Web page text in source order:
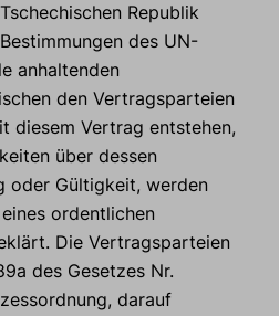
Republik
des UN-
anhaltenden
den Vertragsparteien
diesem Vertrag entstehen,
über dessen
oder Gültigkeit, werden
ordentlichen
Die Vertragsparteien
des Gesetzes Nr.
darauf